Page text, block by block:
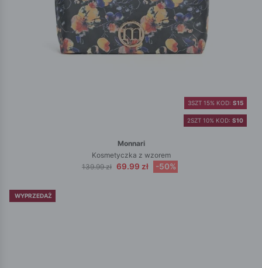
2SZT 10% KOD: S10
3SZT 15% KOD: S15
Monnari
Kosmetyczka z wzorem
139.99 zł 69.99 zł -50%
WYPRZEDAŻ